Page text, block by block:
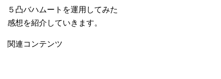
５凸バハムートを運用してみた
感想を紹介していきます。
関連コンテンツ